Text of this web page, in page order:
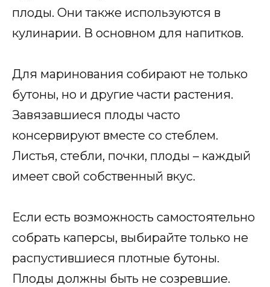
плоды. Они также используются в
кулинарии. В основном для напитков.
Для маринования собирают не только
бутоны, но и другие части растения.
Завязавшиеся плоды часто
консервируют вместе со стеблем.
Листья, стебли, почки, плоды – каждый
имеет свой собственный вкус.
Если есть возможность самостоятельно
собрать каперсы, выбирайте только не
распустившиеся плотные бутоны.
Плоды должны быть не созревшие.